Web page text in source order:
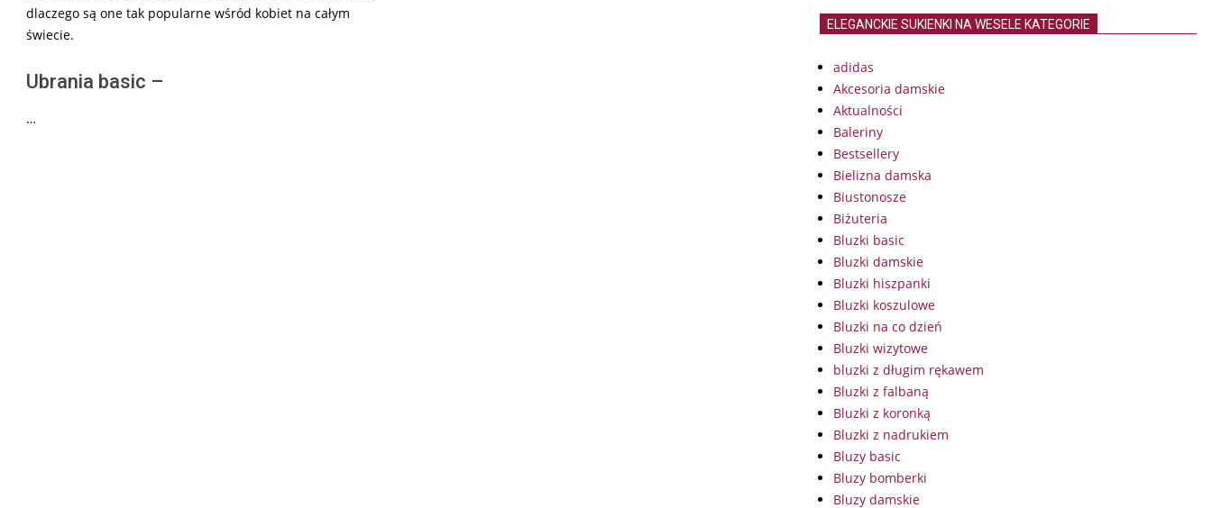
dlaczego są one tak popularne wśród kobiet na całym
świecie.
Ubrania basic –
…
ELEGANCKIE SUKIENKI NA WESELE KATEGORIE
adidas
Akcesoria damskie
Aktualności
Baleriny
Bestsellery
Bielizna damska
Biustonosze
Biżuteria
Bluzki basic
Bluzki damskie
Bluzki hiszpanki
Bluzki koszulowe
Bluzki na co dzień
Bluzki wizytowe
bluzki z długim rękawem
Bluzki z falbaną
Bluzki z koronką
Bluzki z nadrukiem
Bluzy basic
Bluzy bomberki
Bluzy damskie